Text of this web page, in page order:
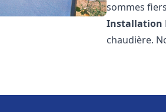
sommes
Installation
chaudière.